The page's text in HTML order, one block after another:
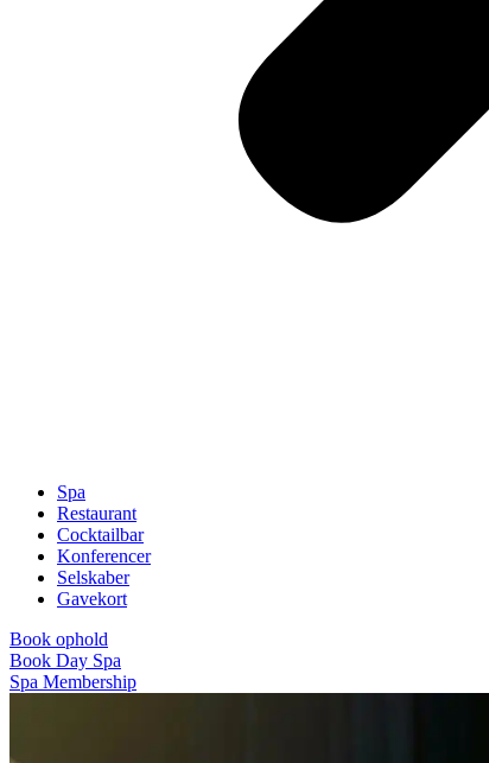
Spa
Restaurant
Cocktailbar
Konferencer
Selskaber
Gavekort
Book ophold
Book Day Spa
Spa Membership